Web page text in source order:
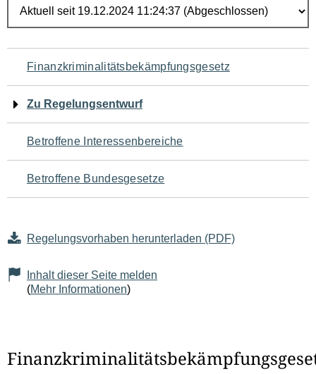
Navigation
für
den
Seiteninhalt
Finanzkriminalitätsbekämpfungsgesetz
Zu Regelungsentwurf
Betroffene Interessenbereiche
Betroffene Bundesgesetze
Regelungsvorhaben herunterladen (PDF)
Inhalt dieser Seite melden
(Mehr Informationen)